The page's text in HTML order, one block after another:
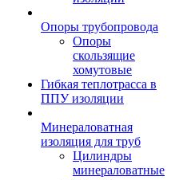
Опоры трубопровода
Опоры
скользящие
хомутовые
Гибкая теплотрасса в
ППУ изоляции
Минераловатная
изоляция для труб
Цилиндры
минераловатные